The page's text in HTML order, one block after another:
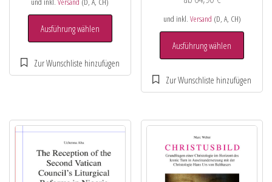
Ausführung wählen
und inkl. Versand (D, A, CH)
Ausführung wählen